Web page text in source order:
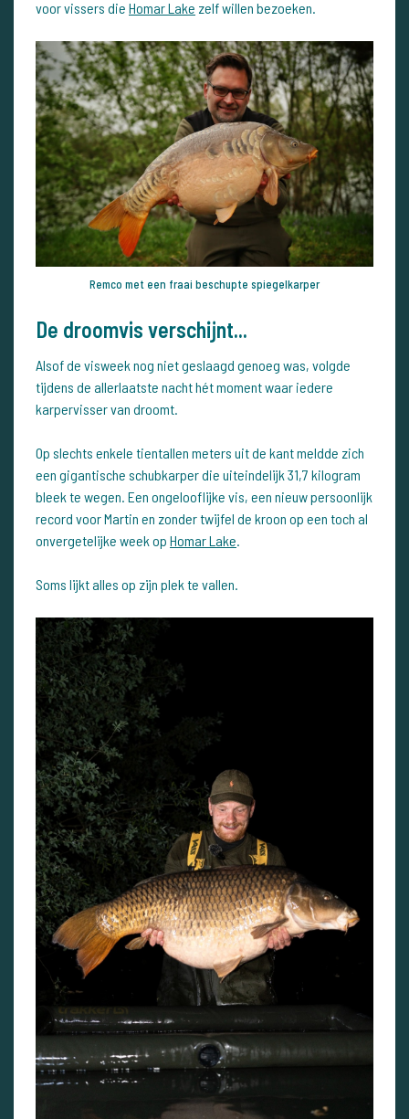
voor vissers die Homar Lake zelf willen bezoeken.
Remco met een fraai beschupte spiegelkarper
De droomvis verschijnt...
Alsof de visweek nog niet geslaagd genoeg was, volgde
tijdens de allerlaatste nacht hét moment waar iedere
karpervisser van droomt.
Op slechts enkele tientallen meters uit de kant meldde zich
een gigantische schubkarper die uiteindelijk 31,7 kilogram
bleek te wegen. Een ongelooflijke vis, een nieuw persoonlijk
record voor Martin en zonder twijfel de kroon op een toch al
onvergetelijke week op Homar Lake
Soms lijkt alles op zijn plek te vallen.